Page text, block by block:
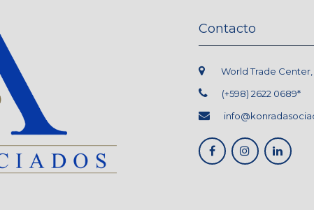
Contacto
World Trade Center,
(+598) 2622 0689*